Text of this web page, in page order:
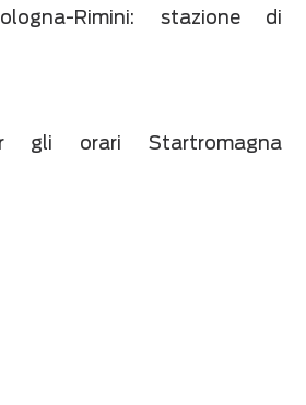
Rimini: stazione di
gli orari Startromagna